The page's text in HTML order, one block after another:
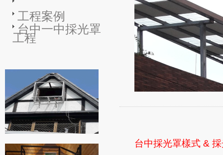
工程案例
台中一中採光罩
工程
台中採光罩樣式 &